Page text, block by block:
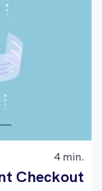
4 min.
Checkout